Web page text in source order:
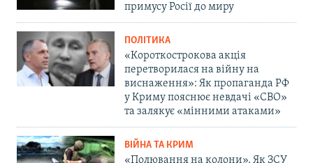
примусу Росії до миру
ПОЛІТИКА
«Короткострокова акція
перетворилася на війну на
виснаження»: Як пропаганда РФ
у Криму пояснює невдачі «СВО»
та залякує «мінними атаками»
ВІЙНА ТА КРИМ
«Полювання на колони». Як ЗСУ